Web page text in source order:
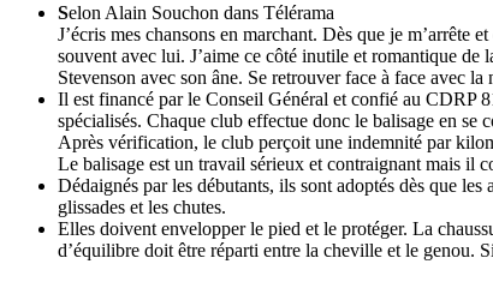
Selon Alain Souchon dans Télérama
J’écris mes chansons en marchant. Dès que je
souvent avec lui. J’aime ce côté inutile et romantique de
Stevenson avec son âne. Se retrouver face à face avec
Il est financé par le Conseil Général et confié au CDRP
spécialisés. Chaque club effectue donc le balisage en se
Après vérification, le club perçoit une indemnité par
Le balisage est un travail sérieux et contraignant mais il
Dédaignés par les débutants, ils sont adoptés dès que
glissades et les chutes.
Elles doivent envelopper le pied et le protéger. La
d’équilibre doit être réparti entre la cheville et le genou.